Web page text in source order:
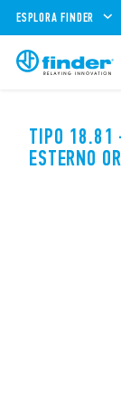
ESPLORA FINDER
TIPO 18.81
ESTERNO